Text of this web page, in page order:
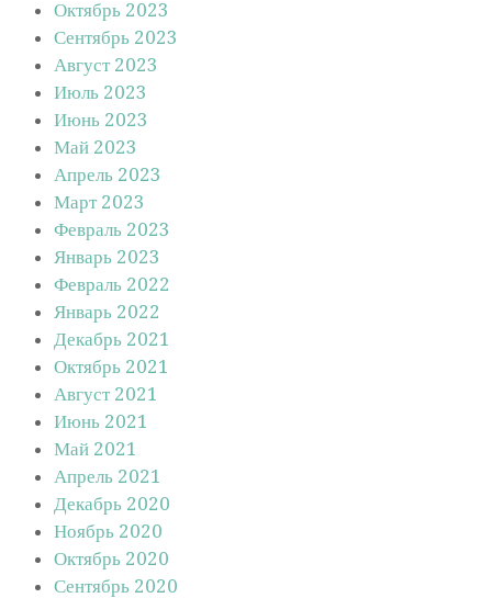
Октябрь 2023
Сентябрь 2023
Август 2023
Июль 2023
Июнь 2023
Май 2023
Апрель 2023
Март 2023
Февраль 2023
Январь 2023
Февраль 2022
Январь 2022
Декабрь 2021
Октябрь 2021
Август 2021
Июнь 2021
Май 2021
Апрель 2021
Декабрь 2020
Ноябрь 2020
Октябрь 2020
Сентябрь 2020